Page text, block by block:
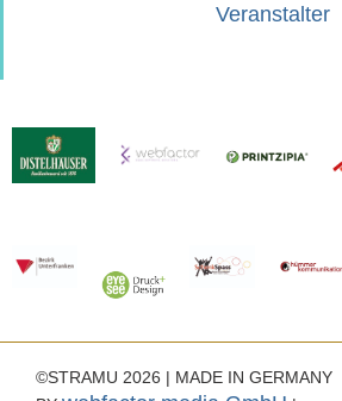
Veranstalter
©STRAMU 2026 | MADE IN GERMANY